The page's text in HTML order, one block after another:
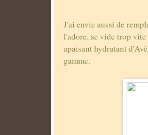
J'ai envie aussi de
l'adore, se vide trop
apaisant hydratant
gamme.